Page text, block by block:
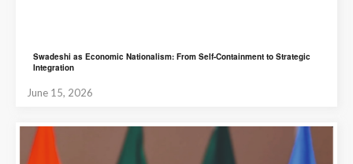
Swadeshi as Economic Nationalism: From Self-Containment to Strategic
Integration
June 15, 2026